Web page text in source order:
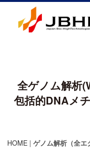
全ゲノム解析
包括的DNAメ
HOME | ゲノム解析（全